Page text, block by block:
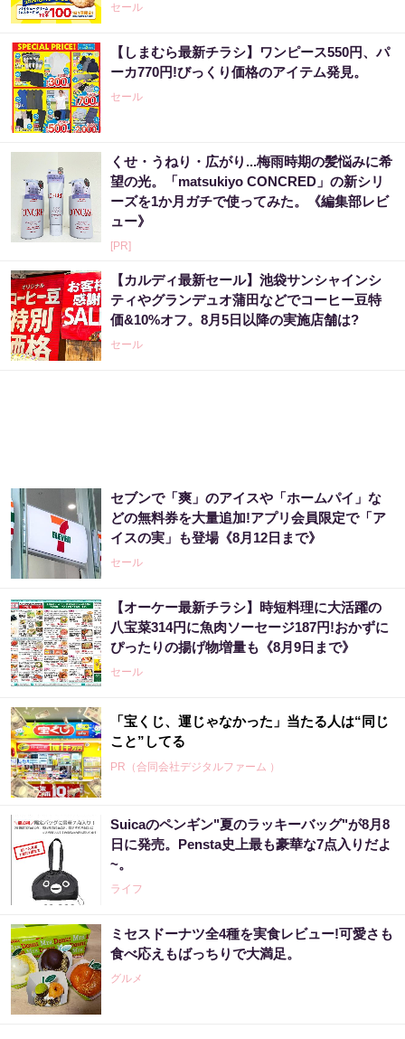
セール
【しまむら最新チラシ】ワンピース550円、パ
ーカ770円!びっくり価格のアイテム発見。
セール
くせ・うねり・広がり...梅雨時期の髪悩みに希
望の光。「matsukiyo CONCRED」の新シリ
ーズを1か月ガチで使ってみた。《編集部レビ
ュー》
[PR]
【カルディ最新セール】池袋サンシャインシ
ティやグランデュオ蒲田などでコーヒー豆特
価&10%オフ。8月5日以降の実施店舗は?
セール
セブンで「爽」のアイスや「ホームパイ」な
どの無料券を大量追加!アプリ会員限定で「ア
イスの実」も登場《8月12日まで》
セール
【オーケー最新チラシ】時短料理に大活躍の
八宝菜314円に魚肉ソーセージ187円!おかずに
ぴったりの揚げ物増量も《8月9日まで》
セール
「宝くじ、運じゃなかった」当たる人は“同じ
こと”してる
PR（合同会社デジタルファーム ）
Suicaのペンギン"夏のラッキーバッグ"が8月8
日に発売。Pensta史上最も豪華な7点入りだよ
~。
ライフ
ミセスドーナツ全4種を実食レビュー!可愛さも
食べ応えもばっちりで大満足。
グルメ